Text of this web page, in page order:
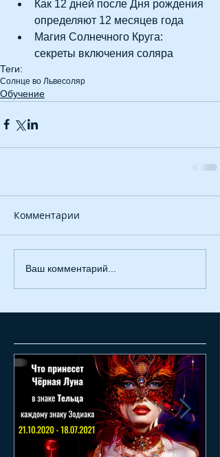
Как 12 дней после Дня рождения
определяют 12 месяцев года
Магия Солнечного Круга:
секреты включения соляра
Теги:
Солнце во Львесоляр
Обучение
Комментарии
Ваш комментарий...